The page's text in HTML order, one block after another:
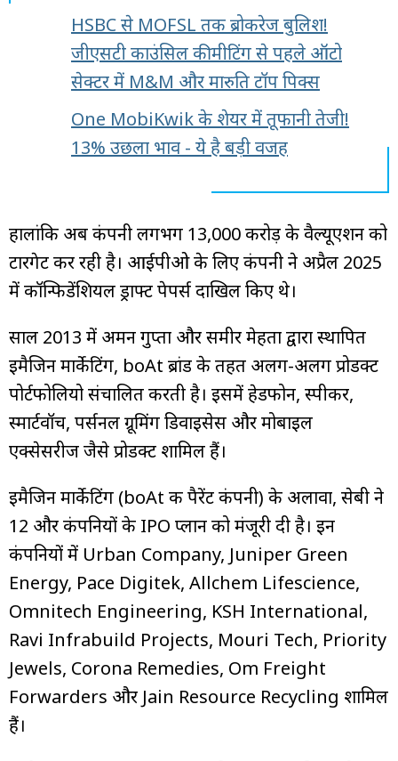
HSBC से MOFSL तक ब्रोकरेज बुलिश!
जीएसटी काउंसिल की मीटिंग से पहले ऑटो
सेक्टर में M&M और मारुति टॉप पिक्स
One MobiKwik के शेयर में तूफानी तेजी!
13% उछला भाव - ये है बड़ी वजह
हालांकि अब कंपनी लगभग ₹13,000 करोड़ के वैल्यूएशन को
टारगेट कर रही है। आईपीओ के लिए कंपनी ने अप्रैल 2025
में कॉन्फिडेंशियल ड्राफ्ट पेपर्स दाखिल किए थे।
साल 2013 में अमन गुप्ता और समीर मेहता द्वारा स्थापित
इमैजिन मार्केटिंग, boAt ब्रांड के तहत अलग-अलग प्रोडक्ट
पोर्टफोलियो संचालित करती है। इसमें हेडफोन, स्पीकर,
स्मार्टवॉच, पर्सनल ग्रूमिंग डिवाइसेस और मोबाइल
एक्सेसरीज जैसे प्रोडक्ट शामिल हैं।
इमैजिन मार्केटिंग (boAt की पैरेंट कंपनी) के अलावा, सेबी ने
12 और कंपनियों के IPO प्लान को मंजूरी दी है। इन
कंपनियों में Urban Company, Juniper Green
Energy, Pace Digitek, Allchem Lifescience,
Omnitech Engineering, KSH International,
Ravi Infrabuild Projects, Mouri Tech, Priority
Jewels, Corona Remedies, Om Freight
Forwarders और Jain Resource Recycling शामिल
हैं।